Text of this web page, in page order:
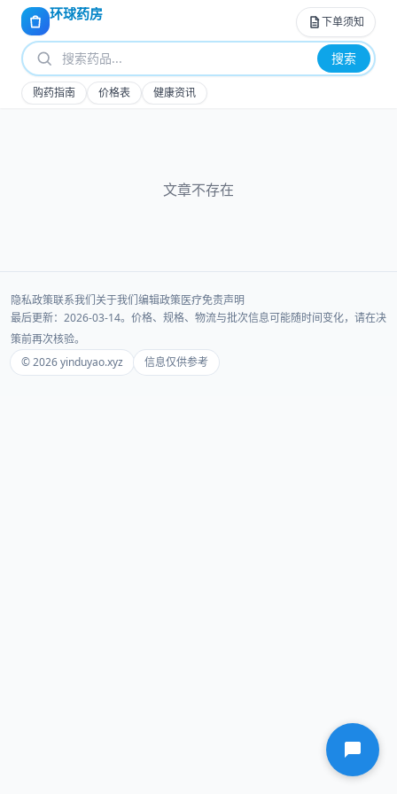
环球药房 下单须知
搜索
购药指南 价格表 健康资讯
文章不存在
隐私政策联系我们关于我们编辑政策医疗免责声明
最后更新：2026-03-14。价格、规格、物流与批次信息可能随时间变化，请在决
策前再次核验。
© 2026 yinduyao.xyz
信息仅供参考